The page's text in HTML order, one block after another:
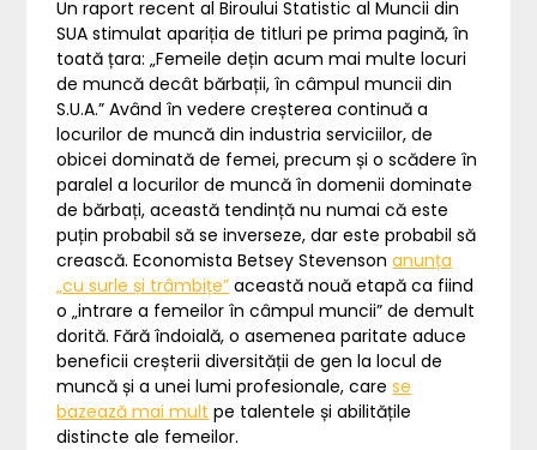
Un raport recent al Biroului Statistic al Muncii din
SUA stimulat apariția de titluri pe prima pagină, în
toată țara: „Femeile dețin acum mai multe locuri
de muncă decât bărbații, în câmpul muncii din
S.U.A.” Având în vedere creșterea continuă a
locurilor de muncă din industria serviciilor, de
obicei dominată de femei, precum și o scădere în
paralel a locurilor de muncă în domenii dominate
de bărbați, această tendință nu numai că este
puțin probabil să se inverseze, dar este probabil să
crească. Economista Betsey Stevensonanunța
„cu surle și trâmbițe” această nouă etapă ca fiind
o „intrare a femeilor în câmpul muncii” de demult
dorită. Fără îndoială, o asemenea paritate aduce
beneficii creșterii diversității de gen la locul de
muncă și a unei lumi profesionale, carese
bazează mai mult pe talentele și abilitățile
distincte ale femeilor.